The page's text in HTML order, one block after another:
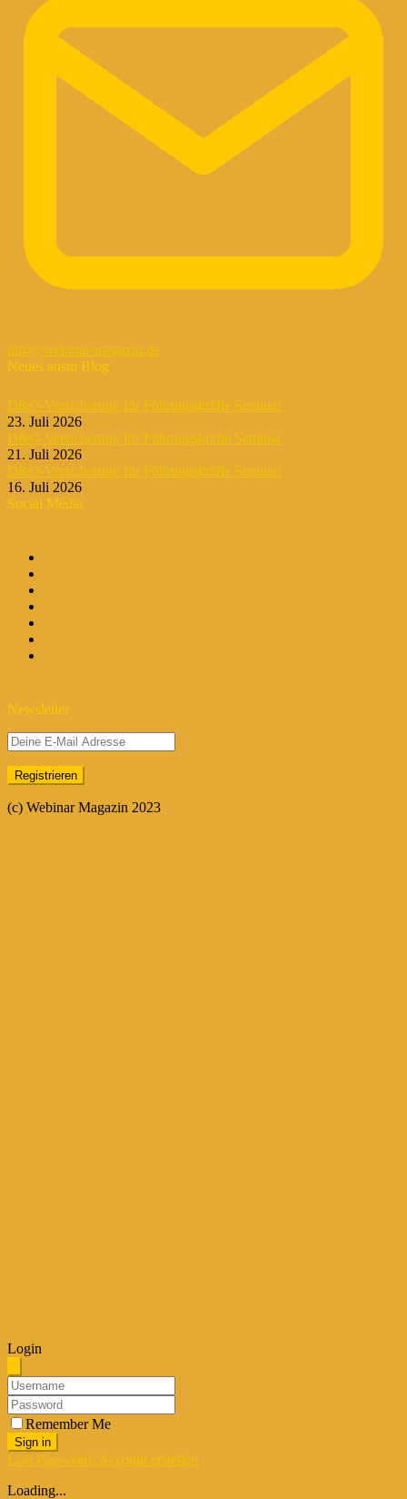
info@webinar-magazin.de
Neues ausm Blog
D&O-Versicherung für Führungskräfte Seminar
23. Juli 2026
D&O-Versicherung für Führungskräfte Seminar
21. Juli 2026
D&O-Versicherung für Führungskräfte Seminar
16. Juli 2026
Social Media
Newsletter
(c) Webinar Magazin 2023
Login
Remember Me
Sign in
Lost Password?Account erstellen
Loading...